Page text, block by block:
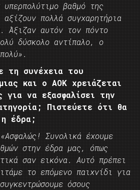
βαθμό της
πολλά συγχαρητήρια
Άξιζαν αυτόν τον πόντο
δύσκολο αντίπαλο, ο
τη συνέχεια του
και ο ΑΟΚ χρειάζεται
για να εξασφαλίσει την
Πιστεύετε ότι θα
έδρα;
«Ασφαλώς! Συνολικά έχουμε
στην έδρα μας, όπως
σαν εικόνα. Αυτό πρέπει
το επόμενο παιχνίδι για
όσους